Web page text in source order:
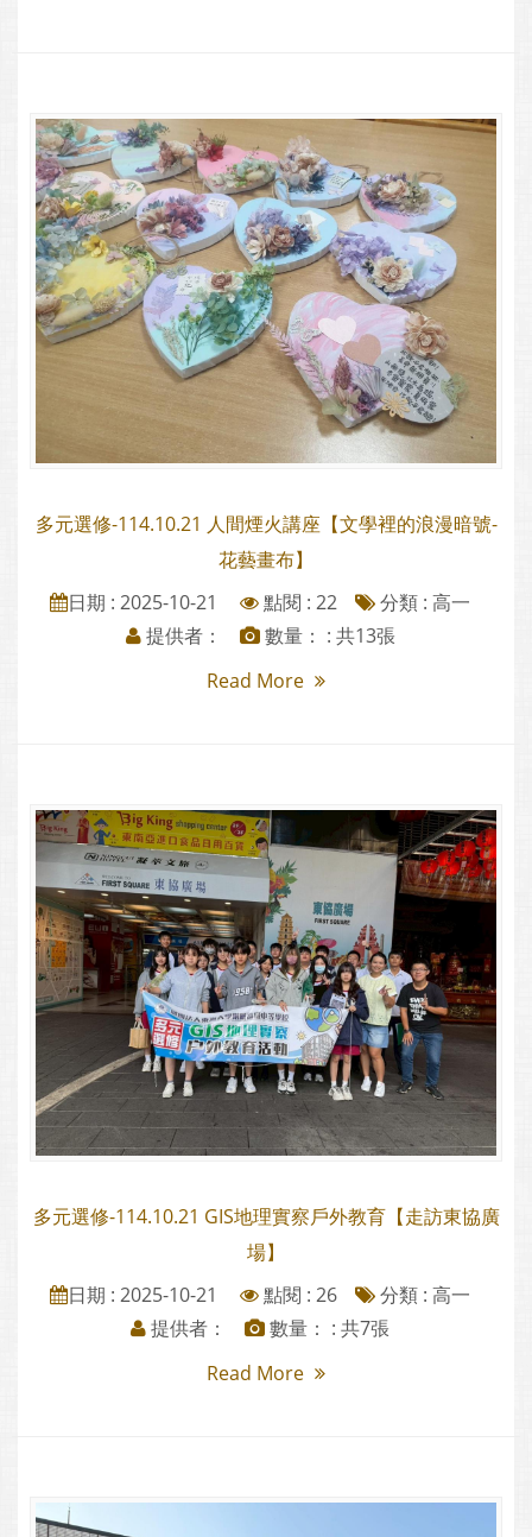
多元選修-114.10.21 人間煙火講座【文學裡的浪漫暗號-
花藝畫布】
日期 : 2025-10-21
點閱 : 22 分類 : 高一
提供者：
數量： : 共13張
Read More
多元選修-114.10.21 GIS地理實察戶外教育【走訪東協廣
場】
日期 : 2025-10-21
點閱 : 26 分類 : 高一
提供者：
數量： : 共7張
Read More